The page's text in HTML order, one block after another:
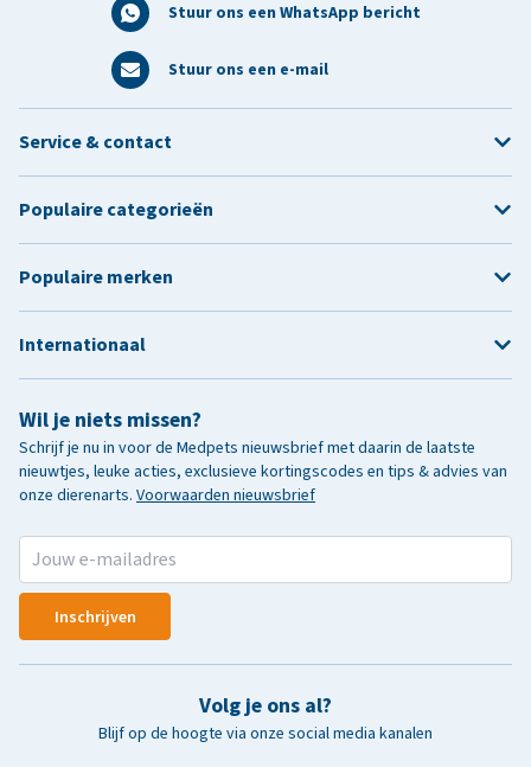
Stuur ons een WhatsApp bericht
Stuur ons een e-mail
Wil je niets missen?
Schrijf je nu in voor de Medpets nieuwsbrief met daarin de laatste
nieuwtjes, leuke acties, exclusieve kortingscodes en tips & advies van
onze dierenarts. Voorwaarden nieuwsbrief
Inschrijven
Volg je ons al?
Blijf op de hoogte via onze social media kanalen
Service & contact
Populaire categorieën
Populaire merken
Internationaal